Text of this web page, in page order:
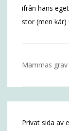
ifrån hans
stor (men kär)
Mammas grav
Privat sida av